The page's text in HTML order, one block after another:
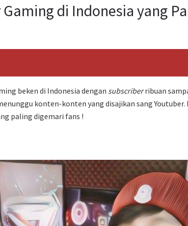
di Indonesia yang
beken di Indonesia dengan subscriberribuan
konten-konten yang disajikan sang Youtuber.
paling digemari fans !